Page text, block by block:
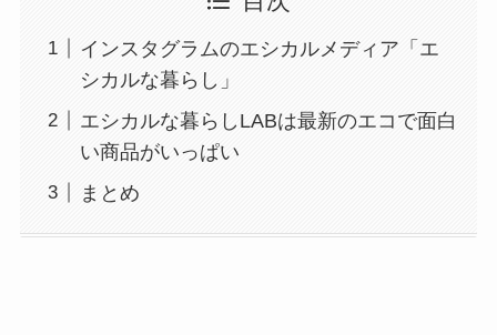
インスタグラムのエシカルメディア「エ
シカルな暮らし」
エシカルな暮らしLABは最新のエコで面白
い商品がいっぱい
まとめ